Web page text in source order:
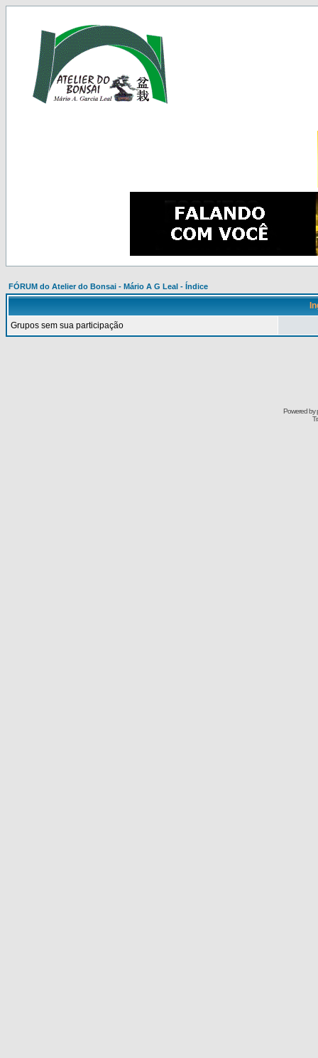
FÓRUM do Atelier do Bonsai - Mário A G Leal - Índice
Grupos sem sua participação
Powered by